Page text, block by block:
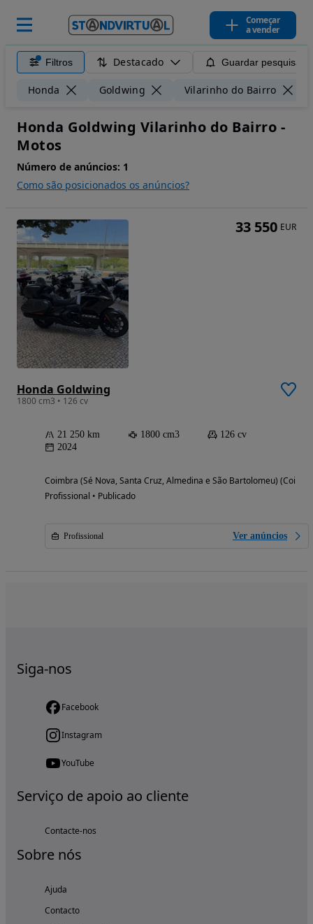
Começar
a vender
Filtros Destacado Guardar pesquisa
Honda Goldwing Vilarinho do Bairro
Honda Goldwing Vilarinho do Bairro -
Motos
Número de anúncios: 1
Como são posicionados os anúncios?
Honda Goldwing
1800 cm3 • 126 cv
21 250 km 1800 cm3
126 cv
2024
Coimbra (Sé Nova, Santa Cruz, Almedina e São Bartolomeu)
Profissional • Publicado
Profissional Ver anúncios
33 550 EUR
Siga-nos
Facebook
Instagram
YouTube
Serviço de apoio ao cliente
Contacte-nos
Sobre nós
Ajuda
Contacto